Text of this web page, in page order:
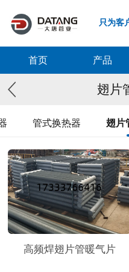
只为客
首页 产品
翅片
管式换热器 翅片
高频焊翅片管暖气片